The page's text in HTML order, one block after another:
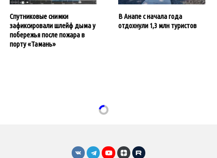
Спутниковые снимки
зафиксировали шлейф дыма у
побережья после пожара в
порту «Тамань»
В Анапе с начала года
отдохнули 1,3 млн туристов